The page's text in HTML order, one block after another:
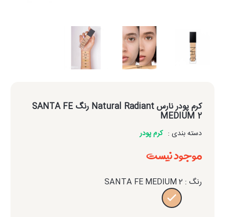
کرم پودر نارس Natural Radiant رنگ SANTA FE
MEDIUM 2
دسته بندی : کرم پودر
موجود نیست
رنگ : SANTA FE MEDIUM 2